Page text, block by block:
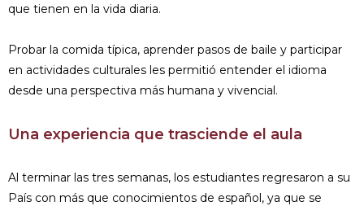
que tienen en la vida diaria.
Probar la comida típica, aprender pasos de baile y participar
en actividades culturales les permitió entender el idioma
desde una perspectiva más humana y vivencial.
Una experiencia que trasciende el aula
Al terminar las tres semanas, los estudiantes regresaron a su
País con más que conocimientos de español, ya que se